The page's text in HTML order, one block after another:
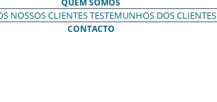
QUEM SOMOS
NOSSOS CLIENTESTESTEMUNHOS DOS CLIENTES
CONTACTO